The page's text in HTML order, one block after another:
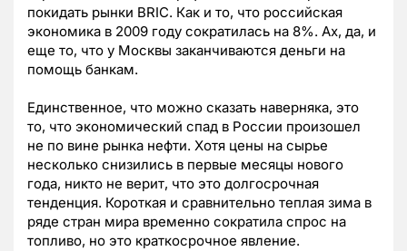
покидать рынки BRIC. Как и то, что российская
экономика в 2009 году сократилась на 8%. Ах, да, и
еще то, что у Москвы заканчиваются деньги на
помощь банкам.
Единственное, что можно сказать наверняка, это
то, что экономический спад в России произошел
не по вине рынка нефти. Хотя цены на сырье
несколько снизились в первые месяцы нового
года, никто не верит, что это долгосрочная
тенденция. Короткая и сравнительно теплая зима в
ряде стран мира временно сократила спрос на
топливо, но это краткосрочное явление.